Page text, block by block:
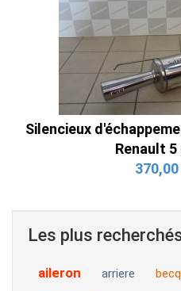
Silencieux
Renault 5
Les plus
aileron arriere